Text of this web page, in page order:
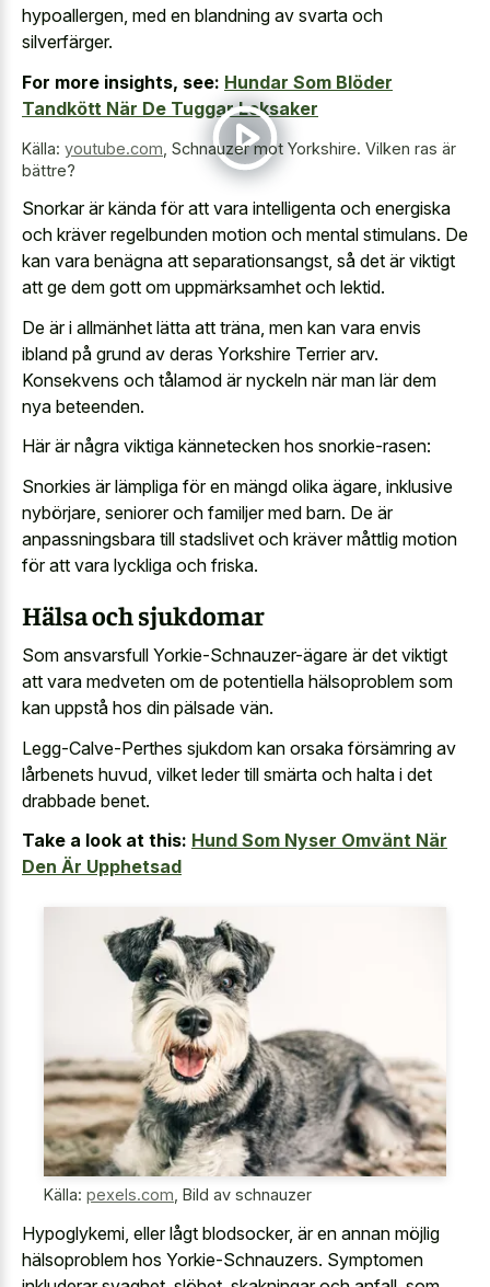
hypoallergen, med en blandning av svarta och
silverfärger.
For more insights, see: Hundar Som Blöder
Tandkött När De Tuggar Leksaker
Källa: youtube.com Schnauzer mot Yorkshire. Vilken ras är
bättre?
Snorkar är kända för att vara intelligenta och energiska
och kräver regelbunden motion och mental stimulans. De
kan vara benägna att separationsangst, så det är viktigt
att ge dem gott om uppmärksamhet och lektid.
De är i allmänhet lätta att träna, men kan vara envis
ibland på grund av deras Yorkshire Terrier arv.
Konsekvens och tålamod är nyckeln när man lär dem
nya beteenden.
Här är några viktiga kännetecken hos snorkie-rasen:
Snorkies är lämpliga för en mängd olika ägare, inklusive
nybörjare, seniorer och familjer med barn. De är
anpassningsbara till stadslivet och kräver måttlig motion
för att vara lyckliga och friska.
Hälsa och sjukdomar
Som ansvarsfull Yorkie-Schnauzer-ägare är det viktigt
att vara medveten om de potentiella hälsoproblem som
kan uppstå hos din pälsade vän.
Legg-Calve-Perthes sjukdom kan orsaka försämring av
lårbenets huvud, vilket leder till smärta och halta i det
drabbade benet.
Take a look at this: Hund Som Nyser Omvänt När
Den Är Upphetsad
Källa: pexels.com Bild av schnauzer
Hypoglykemi, eller lågt blodsocker, är en annan möjlig
hälsoproblem hos Yorkie-Schnauzers. Symptomen